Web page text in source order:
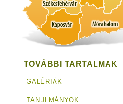
TOVÁBBI TARTALMAK
GALÉRIÁK
TANULMÁNYOK